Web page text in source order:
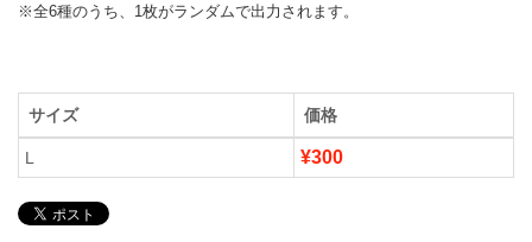
※全6種のうち、1枚がランダムで出力されます。
サイズ 価格
L ¥300